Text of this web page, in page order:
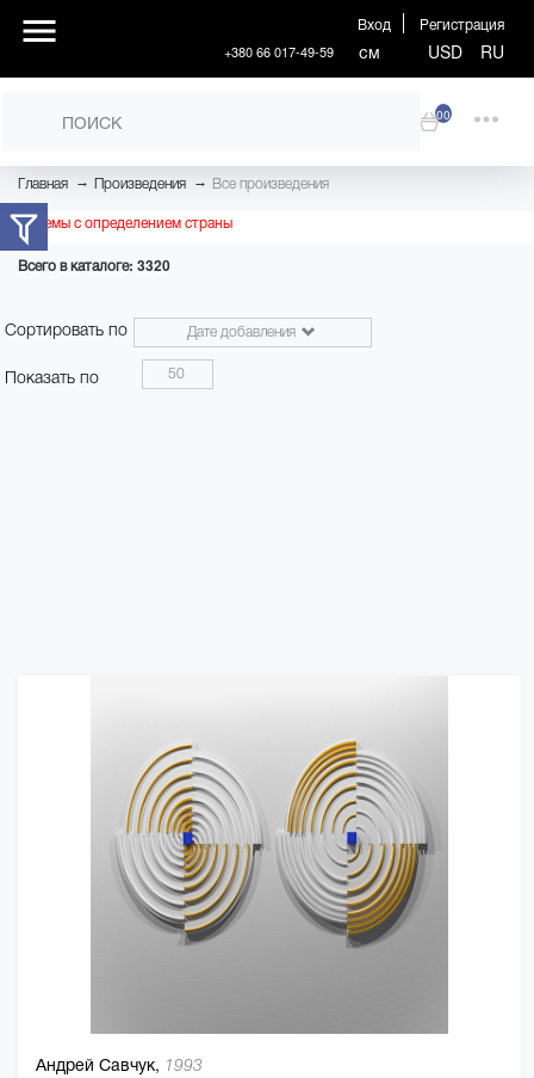
Вход Регистрация
+380 66 017-49-59 см USD RU
00
Главная → Произведения → Все произведения
Проблемы с определением страны
Всего в каталоге: 3320
Сортировать по Дате добавления
Показать по 50
Андрей Савчук, 1993